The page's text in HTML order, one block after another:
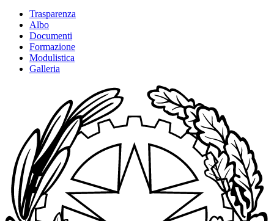
Trasparenza
Albo
Documenti
Formazione
Modulistica
Galleria